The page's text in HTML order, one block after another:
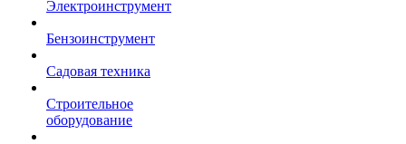
Электроинструмент
Бензоинструмент
Садовая техника
Строительное
оборудование